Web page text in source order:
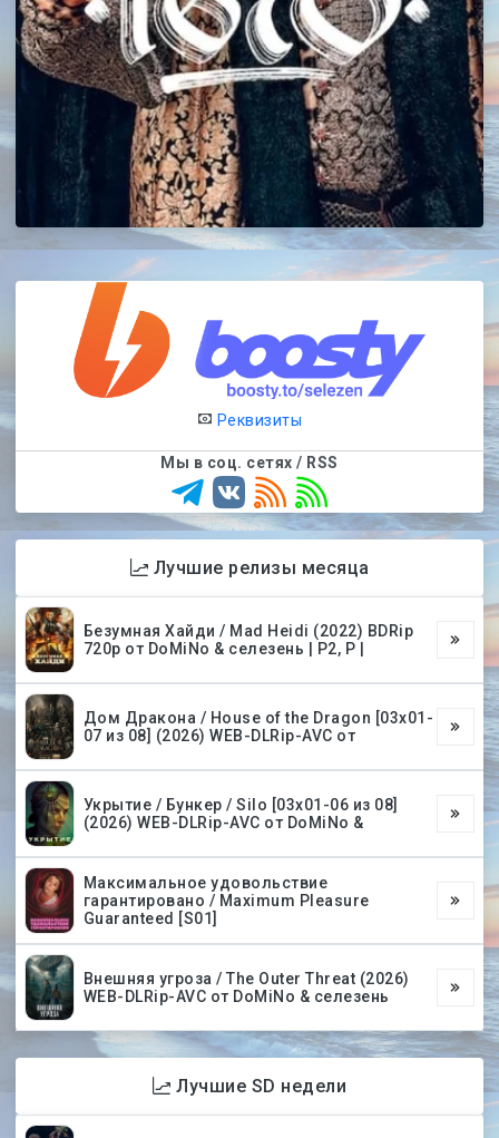
Реквизиты
Мы в соц. сетях / RSS
Лучшие релизы месяца
Безумная Хайди / Mad Heidi (2022) BDRip
720p от DoMiNo & селезень | P2, P |
Дом Дракона / House of the Dragon [03х01-
07 из 08] (2026) WEB-DLRip-AVC от
Укрытие / Бункер / Silo [03х01-06 из 08]
(2026) WEB-DLRip-AVC от DoMiNo &
Максимальное удовольствие
гарантировано / Maximum Pleasure
Guaranteed [S01]
Внешняя угроза / The Outer Threat (2026)
WEB-DLRip-AVC от DoMiNo & селезень
Лучшие SD недели